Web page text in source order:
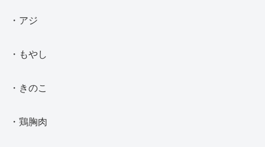
・アジ
・もやし
・きのこ
・鶏胸肉